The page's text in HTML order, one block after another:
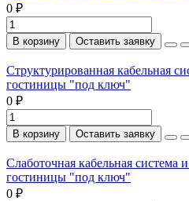
0 ₽
В корзину Оставить заявку
Структурированная кабельная
гостиницы "под ключ"
0 ₽
В корзину Оставить заявку
Слаботочная кабельная система
гостиницы "под ключ"
0 ₽